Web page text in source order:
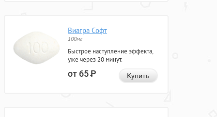
Виагра Софт
100мг
Быстрое наступление эффекта,
уже через 20 минут.
от 65Р Купить